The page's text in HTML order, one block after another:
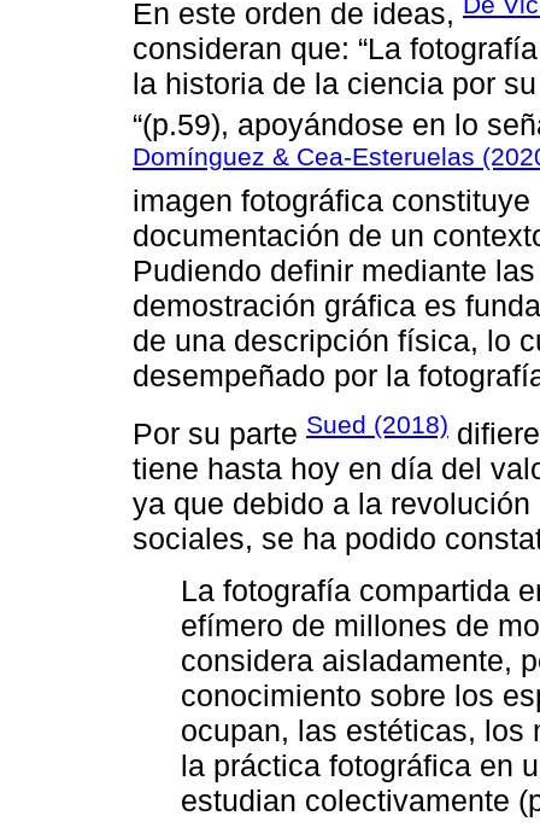
En este orden de ideas,
consideran que: “La
la historia de la ciencia por
“(p.59), apoyándose en lo
Domínguez & Cea-Esteruelas
imagen fotográfica
documentación de un
Pudiendo definir mediante
demostración gráfica es
de una descripción física, lo
desempeñado por la
Por su parte Sued (2018)
tiene hasta hoy en día del
ya que debido a la
sociales, se ha podido
La fotografía compartida
efímero de millones de
considera aisladamente,
conocimiento sobre los
ocupan, las estéticas, los
la práctica fotográfica en
estudian colectivamente